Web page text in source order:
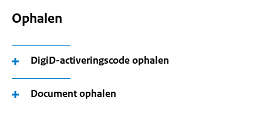
Ophalen
DigiD-activeringscode ophalen
Document ophalen